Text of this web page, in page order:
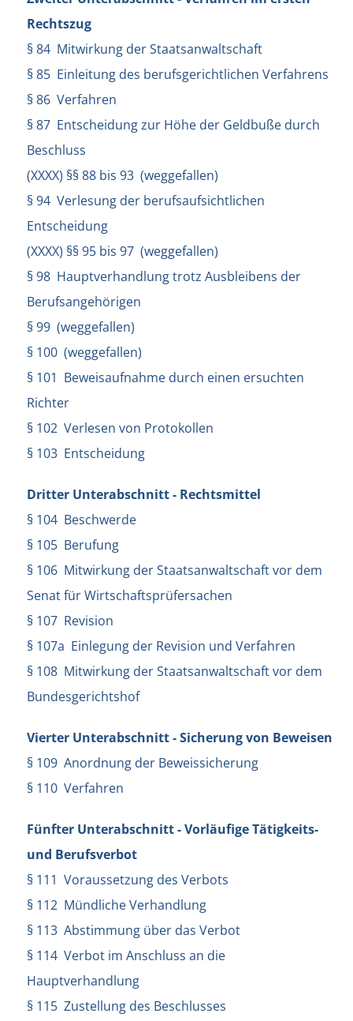
Rechtszug
§ 84 Mitwirkung der Staatsanwaltschaft
§ 85 Einleitung des berufsgerichtlichen Verfahrens
§ 86 Verfahren
§ 87 Entscheidung zur Höhe der Geldbuße durch
Beschluss
(XXXX) §§ 88 bis 93 (weggefallen)
§ 94 Verlesung der berufsaufsichtlichen
Entscheidung
(XXXX) §§ 95 bis 97 (weggefallen)
§ 98 Hauptverhandlung trotz Ausbleibens der
Berufsangehörigen
§ 99 (weggefallen)
§ 100 (weggefallen)
§ 101 Beweisaufnahme durch einen ersuchten
Richter
§ 102 Verlesen von Protokollen
§ 103 Entscheidung
Dritter Unterabschnitt - Rechtsmittel
§ 104 Beschwerde
§ 105 Berufung
§ 106 Mitwirkung der Staatsanwaltschaft vor dem
Senat für Wirtschaftsprüfersachen
§ 107 Revision
§ 107a Einlegung der Revision und Verfahren
§ 108 Mitwirkung der Staatsanwaltschaft vor dem
Bundesgerichtshof
Vierter Unterabschnitt - Sicherung von Beweisen
§ 109 Anordnung der Beweissicherung
§ 110 Verfahren
Fünfter Unterabschnitt - Vorläufige Tätigkeits-
und Berufsverbot
§ 111 Voraussetzung des Verbots
§ 112 Mündliche Verhandlung
§ 113 Abstimmung über das Verbot
§ 114 Verbot im Anschluss an die
Hauptverhandlung
§ 115 Zustellung des Beschlusses